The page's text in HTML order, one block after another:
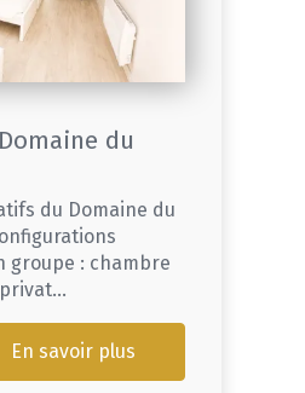
du
du Domaine du
groupe : chambre
En savoir plus